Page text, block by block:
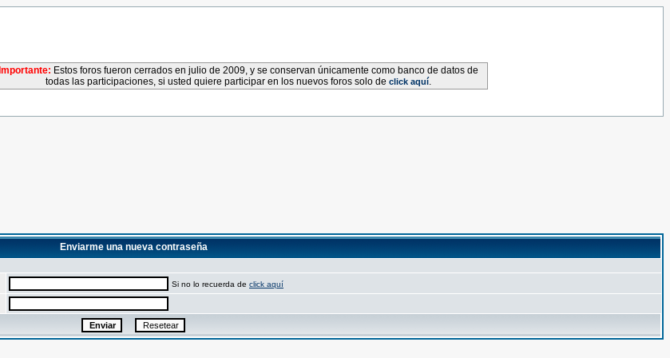
Importante: Estos foros fueron cerrados en julio de 2009, y se conservan únicamente como banco de datos de
todas las participaciones, si usted quiere participar en los nuevos foros solo de click aquí.
Enviarme una nueva contraseña
Si no lo recuerda de click aquí